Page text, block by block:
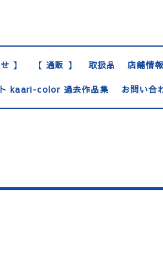
】 【 通販 】 取扱品 店舗情
kaari-color 過去作品集 お問い合